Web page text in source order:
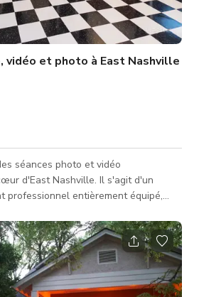
vidéo et photo à East Nashville
séances photo et vidéo
Nashville. Il s'agit d'un
professionnel entièrement équipé,
accueillir un groupe plus important,
des tournages solo/duo/trio avec
vidéo. Le rez-de-chaussée
et comprend une pièce